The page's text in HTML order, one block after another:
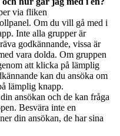
via fliken
Om du vill gå med i
Inte alla grupper är
godkännande, vissa är
vara dolda. Om gruppen
att klicka på lämplig
kan du ansöka om
lämplig knapp.
ansökan och de kan fråga
Besvära inte en
din ansökan, de har sina